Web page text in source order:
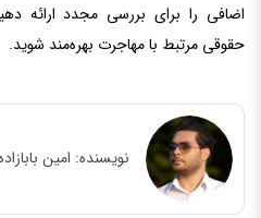
اضافی را برای بررسی مجدد ارائه
حقوقی مرتبط با مهاجرت بهره‌مند شوید.
نویسنده: امین